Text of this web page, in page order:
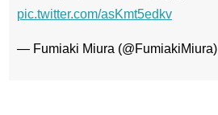
pic.twitter.com/asKmt5edkv
— Fumiaki Miura (@FumiakiMiura)